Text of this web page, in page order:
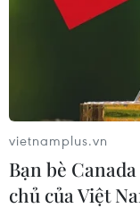
vietnamplus.vn
Bạn bè
chủ của Việt